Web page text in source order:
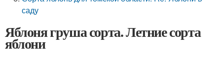
саду
Яблоня груша сорта. Летние сорта
яблони